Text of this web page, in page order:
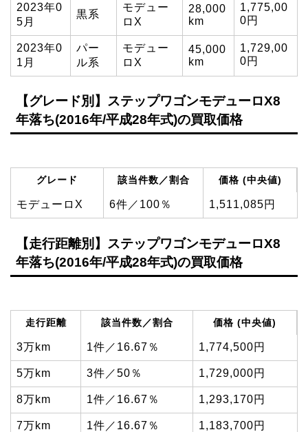
2023年0
5月
黒系
モデュー
ロX
28,000
km
1,775,00
0円
2023年0
1月
パー
ル系
モデュー
ロX
45,000
km
1,729,00
0円
【グレード別】ステップワゴンモデューロX8
年落ち(2016年/平成28年式)の買取価格
グレード 該当件数／割合 価格 (中央値)
モデューロX 6件／100％ 1,511,085円
【走行距離別】ステップワゴンモデューロX8
年落ち(2016年/平成28年式)の買取価格
走行距離 該当件数／割合 価格 (中央値)
3万km 1件／16.67％ 1,774,500円
5万km 3件／50％ 1,729,000円
8万km 1件／16.67％ 1,293,170円
7万km 1件／16.67％ 1,183,700円